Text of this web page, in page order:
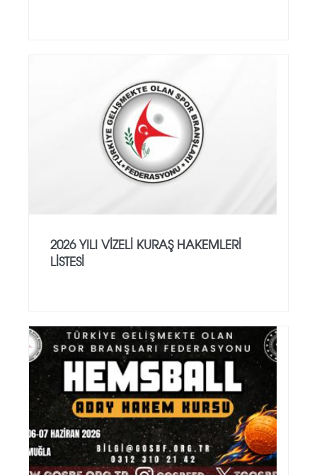
2026 YILI VİZELİ KURAŞ HAKEMLERİ
LİSTESİ